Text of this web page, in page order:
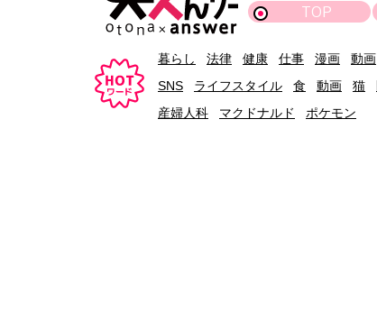
TOP
暮らし 法律 健康 仕事 漫画 動画
SNS
ライフスタイル 食 動画 猫
産婦人科
マクドナルド ポケモン